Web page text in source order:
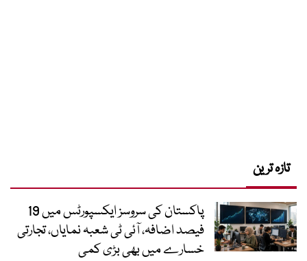
تازہ ترین
پاکستان کی سروسز ایکسپورٹس میں 19
فیصد اضافہ، آئی ٹی شعبہ نمایاں، تجارتی
خسارے میں بھی بڑی کمی